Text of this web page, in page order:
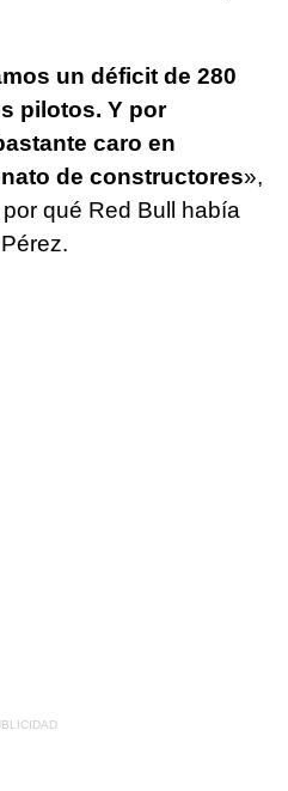
un déficit de 280
pilotos. Y por
caro en
de constructores»,
qué Red Bull había